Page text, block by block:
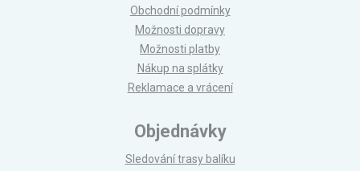
Obchodní podmínky
Možnosti dopravy
Možnosti platby
Nákup na splátky
Reklamace a vrácení
Objednávky
Sledování trasy balíku